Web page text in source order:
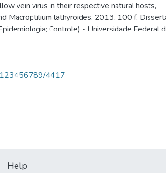
vein virus in their respective natural hosts,
Macroptilium lathyroides. 2013. 100 f.
Controle) - Universidade Federal
123456789/4417
Help